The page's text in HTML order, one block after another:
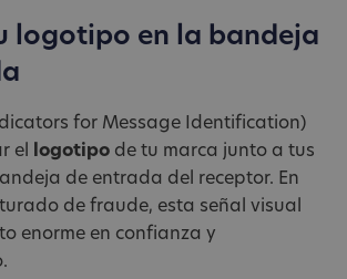
logotipo en la bandeja
for Message Identification)
el
logotipo de tu marca junto a tus
de entrada del receptor. En
de fraude, esta señal visual
enorme en confianza y